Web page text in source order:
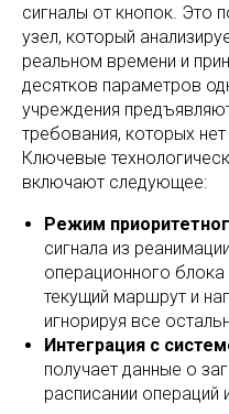
сигналы от кнопок. Это
узел, который
реальном времени и
десятков параметров
учреждения
требования, которых
Ключевые
включают следующее:
Режим
сигнала из
операционного
текущий маршрут и
игнорируя все
Интеграция с
получает данные о
расписании операций